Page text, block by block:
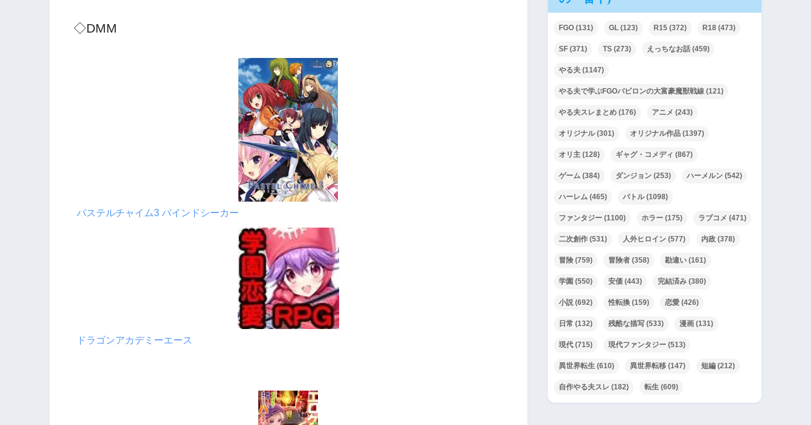
◇DMM
パステルチャイム3 バインドシーカー
ドラゴンアカデミーエース
FGO (131) GL (123) R15 (372) R18 (473)
SF (371) TS (273) えっちなお話 (459)
やる夫 (1147)
やる夫で学ぶFGOバビロンの大富豪魔獣戦線 (121)
やる夫スレまとめ (176) アニメ (243)
オリジナル(301) オリジナル作品 (1397)
オリ主 (128) ギャグ・コメディ (867)
ゲーム (384) ダンジョン (253) ハーメルン (542)
ハーレム (465) バトル(1098)
ファンタジー (1100) ホラー (175) ラブコメ (471)
二次創作 (531) 人外ヒロイン (577) 内政 (378)
冒険 (759) 冒険者 (358) 勘違い (161)
学園 (550) 安価 (443) 完結済み (380)
小説(692) 性転換 (159) 恋愛 (426)
日常 (132) 残酷な描写 (533) 漫画 (131)
現代 (715) 現代ファンタジー (513)
異世界転生 (610) 異世界転移 (147) 短編 (212)
自作やる夫スレ (182) 転生 (609)